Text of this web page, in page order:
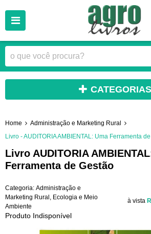
CATEGORIAS
Home
Administração e Marketing Rural
Livro - AUDITORIA AMBIENTAL: Uma Ferramenta
Livro AUDITORIA
Ferramenta de Gestão
Categoria: Administração e
Marketing Rural Ecologia e Meio
Ambiente
Produto Indisponível
à vista